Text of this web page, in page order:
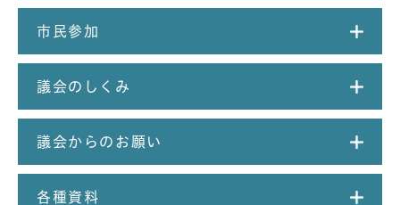
市民参加
議会のしくみ
議会からのお願い
各種資料